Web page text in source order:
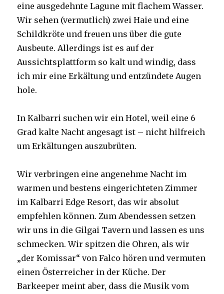
eine ausgedehnte Lagune mit flachem Wasser.
Wir sehen (vermutlich) zwei Haie und eine
Schildkröte und freuen uns über die gute
Ausbeute. Allerdings ist es auf der
Aussichtsplattform so kalt und windig, dass
ich mir eine Erkältung und entzündete Augen
hole.
In Kalbarri suchen wir ein Hotel, weil eine 6
Grad kalte Nacht angesagt ist – nicht hilfreich
um Erkältungen auszubrüten.
Wir verbringen eine angenehme Nacht im
warmen und bestens eingerichteten Zimmer
im Kalbarri Edge Resort, das wir absolut
empfehlen können. Zum Abendessen setzen
wir uns in die Gilgai Tavern und lassen es uns
schmecken. Wir spitzen die Ohren, als wir
„der Komissar“ von Falco hören und vermuten
einen Österreicher in der Küche. Der
Barkeeper meint aber, dass die Musik vom